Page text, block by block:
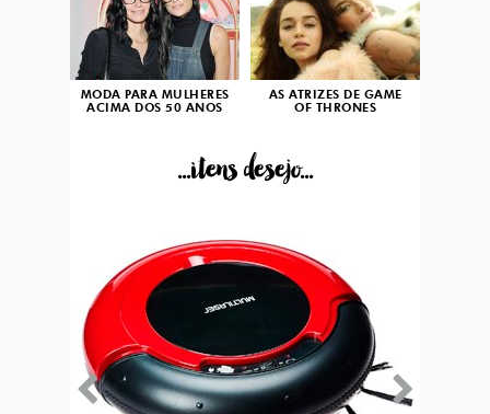
MODA PARA MULHERES
ACIMA DOS 50 ANOS
AS ATRIZES DE GAME
OF THRONES
...itens desejo...